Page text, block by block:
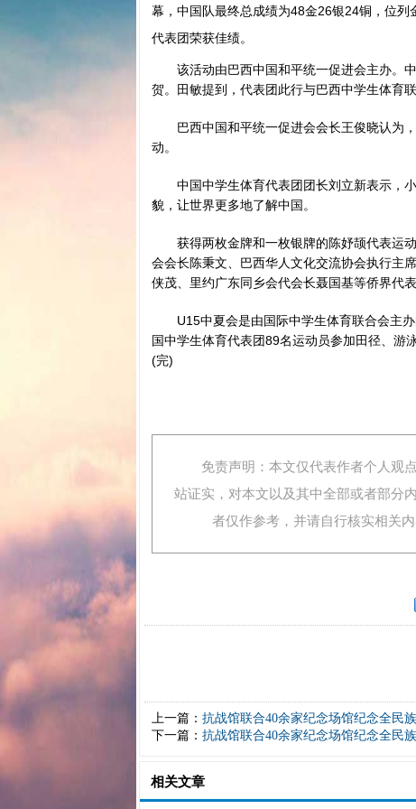
幕，中国队最终总成绩为48金26银24铜，位
代表团荣获佳绩。
该活动由巴西中国和平统一促进会主办。中
贺。田敏提到，代表团此行与巴西中学生体育
巴西中国和平统一促进会会长王俊晓认为，
动。
中国中学生体育代表团团长刘立新表示，小
貌，让世界更多地了解中国。
获得两枚金牌和一枚银牌的陈妤颉代表运动
会会长陈秉文、巴西华人文化交流协会执行主
侠茂、里约广东同乡会代会长聂国基等侨界代
U15中夏会是由国际中学生体育联合会主办
国中学生体育代表团89名运动员参加田径、游
(完)
免责声明：本文仅代表作者个人观点
站证实，对本文以及其中全部或者部分
者仅作参考，并请自行核实相关
上一篇： 抗战馆联合40余家纪念场馆纪念全民
下一篇： 抗战馆联合40余家纪念场馆纪念全民
相关文章